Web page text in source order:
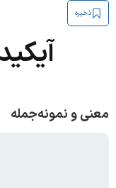
ذخیره
معنی و نمونه‌جمله